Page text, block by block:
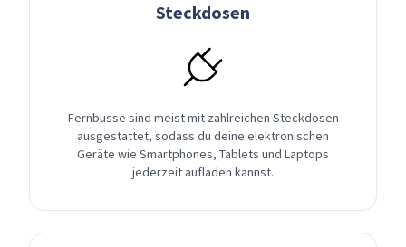
Steckdosen
Fernbusse sind meist mit zahlreichen Steckdosen
ausgestattet, sodass du deine elektronischen
Geräte wie Smartphones, Tablets und Laptops
jederzeit aufladen kannst.